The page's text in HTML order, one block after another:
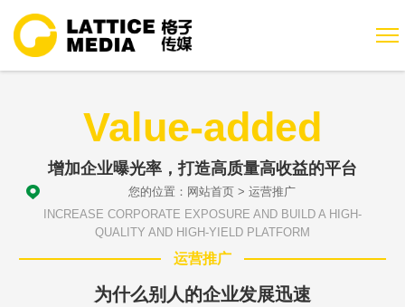
Value-added
增加企业曝光率，打造高质量高收益的平台
您的位置： 网站首页> 运营推广
INCREASE CORPORATE EXPOSURE AND BUILD A HIGH-
QUALITY AND HIGH-YIELD PLATFORM
运营推广
为什么别人的企业发展迅速